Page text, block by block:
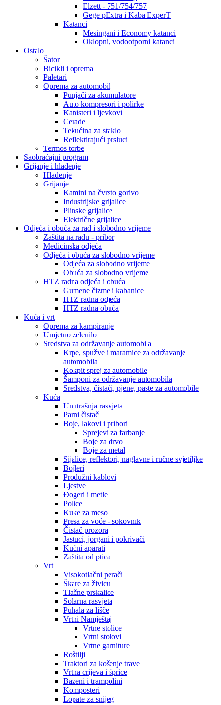
Elzett - 751/754/757
Gege pExtra i Kaba ExperT
Katanci
Mesingani i Economy katanci
Oklopni, vodootporni katanci
Ostalo
Šator
Bicikli i oprema
Paletari
Oprema za automobil
Punjači za akumulatore
Auto kompresori i polirke
Kanisteri i ljevkovi
Cerade
Tekućina za staklo
Reflektirajući prsluci
Termos torbe
Saobraćajni program
Grijanje i hlađenje
Hlađenje
Grijanje
Kamini na čvrsto gorivo
Industrijske grijalice
Plinske grijalice
Električne grijalice
Odjeća i obuća za rad i slobodno vrijeme
Zaštita na radu - pribor
Medicinska odjeća
Odjeća i obuća za slobodno vrijeme
Odjeća za slobodno vrijeme
Obuća za slobodno vrijeme
HTZ radna odjeća i obuća
Gumene čizme i kabanice
HTZ radna odjeća
HTZ radna obuća
Kuća i vrt
Oprema za kampiranje
Umjetno zelenilo
Sredstva za održavanje automobila
Krpe, spužve i maramice za održavanje
automobila
Kokpit sprej za automobile
Šamponi za održavanje automobila
Sredstva, čistači, pjene, paste za automobile
Kuća
Unutrašnja rasvjeta
Parni čistač
Boje, lakovi i pribori
Sprejevi za farbanje
Boje za drvo
Boje za metal
Sijalice, reflektori, naglavne i ručne svjetiljke
Bojleri
Produžni kablovi
Ljestve
Đogeri i metle
Police
Kuke za meso
Presa za voće - sokovnik
Čistač prozora
Jastuci, jorgani i pokrivači
Kućni aparati
Zaštita od ptica
Vrt
Visokotlačni perači
Škare za živicu
Tlačne prskalice
Solarna rasvjeta
Puhala za lišče
Vrtni Namještaj
Vrtne stolice
Vrtni stolovi
Vrtne garniture
Roštilji
Traktori za košenje trave
Vrtna crijeva i šprice
Bazeni i trampolini
Komposteri
Lopate za snijeg